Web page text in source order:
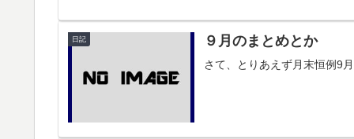
日記 ９月のまとめとか
さて、とりあえず月末恒例9